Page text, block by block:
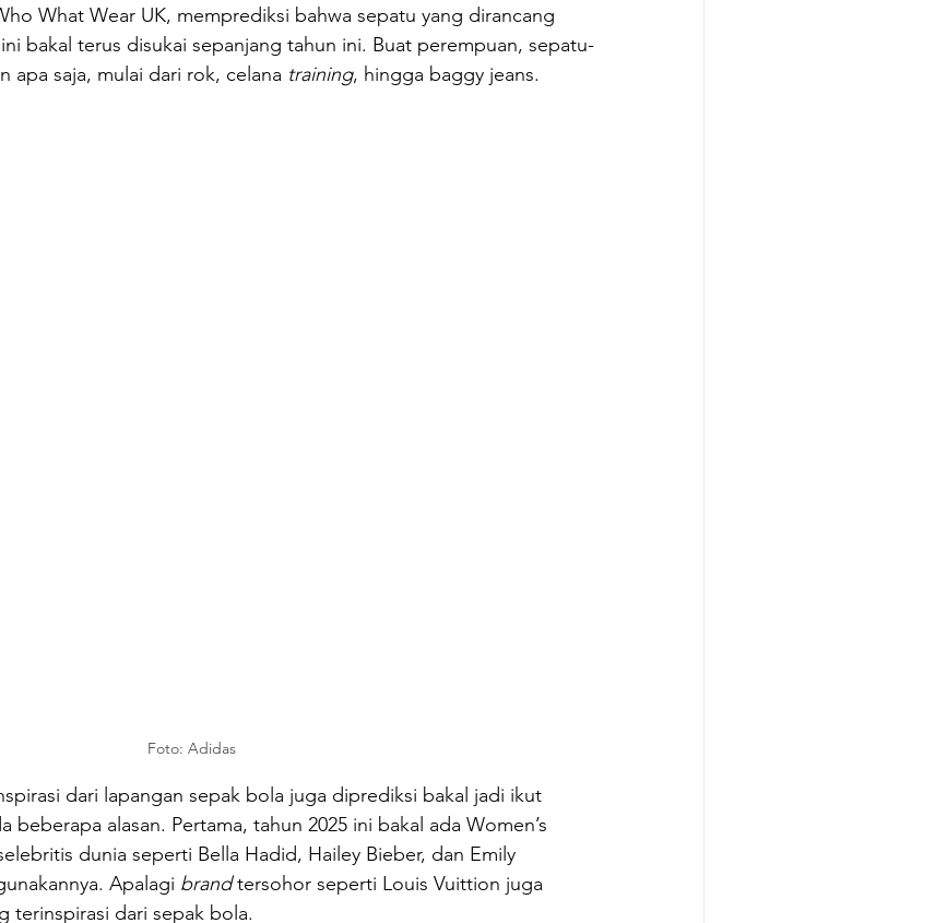
What Wear UK, memprediksi bahwa sepatu yang dirancang
bakal terus disukai sepanjang tahun ini. Buat perempuan, sepatu-
apa saja, mulai dari rok, celana training, hingga baggy jeans.
Foto: Adidas
dari lapangan sepak bola juga diprediksi bakal jadi ikut
beberapa alasan. Pertama, tahun 2025 ini bakal ada Women’s
dunia seperti Bella Hadid, Hailey Bieber, dan Emily
Apalagi brand tersohor seperti Louis Vuittion juga
terinspirasi dari sepak bola.